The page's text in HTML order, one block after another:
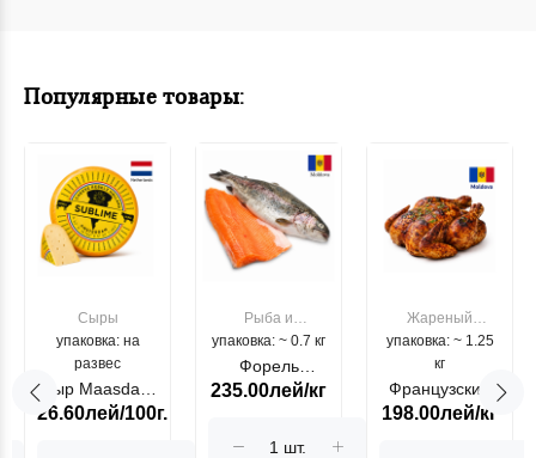
Популярные товары:
Сыры
упаковка: на
развес
Сыр Maasdam
Sublime Cow
26.60лей/100г.
Рыба и
морепродукты
упаковка: ~ 0.7 кг
Форель
лососевая
Moldovenesc"
235.00лей/кг
Жареный
цыпленок
упаковка: ~ 1.25
кг
Французский
гриль, кг
198.00лей/кг